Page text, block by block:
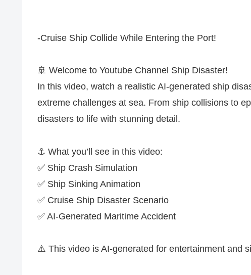
-Cruise Ship Collide While Entering the Port!
🚢 Welcome to Youtube Channel Ship Disaster!
In this video, watch a realistic AI-generated ship
extreme challenges at sea. From ship collisions to
disasters to life with stunning detail.
⚓ What you’ll see in this video:
✅ Ship Crash Simulation
✅ Ship Sinking Animation
✅ Cruise Ship Disaster Scenario
✅ AI-Generated Maritime Accident
⚠️ This video is AI-generated for entertainment and